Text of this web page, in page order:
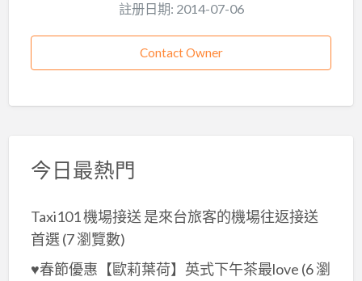
註册日期: 2014-07-06
Contact Owner
今日最熱門
Taxi101 機場接送 是來台旅客的機場往返接送
首選 (7 瀏覽數)
♥春節優惠【歐莉葉荷】英式下午茶最love (6 瀏